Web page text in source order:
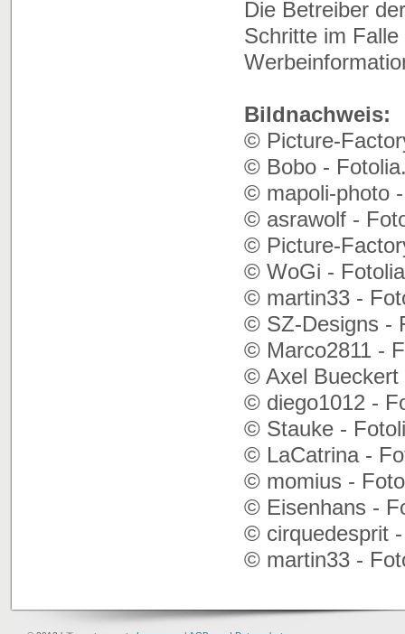
Die Betreiber
Schritte im
Bildnachweis:
© Picture-
© Bobo -
© mapoli-photo
© asrawolf -
© Picture-
© WoGi -
© martin33 -
© SZ-Designs -
© Marco2811 -
© Axel Bueckert
© diego1012 -
© Stauke -
© LaCatrina -
© momius -
© Eisenhans -
© cirquedesprit
© martin33 -